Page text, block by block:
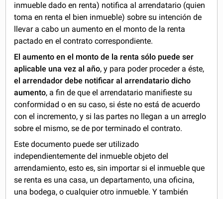
inmueble dado en renta) notifica al arrendatario (quien
toma en renta el bien inmueble) sobre su intención de
llevar a cabo un aumento en el monto de la renta
pactado en el contrato correspondiente.
El aumento en el monto de la renta sólo puede ser
aplicable una vez al año, y para poder proceder a éste,
el arrendador debe notificar al arrendatario dicho
aumento, a fin de que el arrendatario manifieste su
conformidad o en su caso, si éste no está de acuerdo
con el incremento, y si las partes no llegan a un arreglo
sobre el mismo, se de por terminado el contrato.
Este documento puede ser utilizado
independientemente del inmueble objeto del
arrendamiento, esto es, sin importar si el inmueble que
se renta es una casa, un departamento, una oficina,
una bodega, o cualquier otro inmueble. Y también